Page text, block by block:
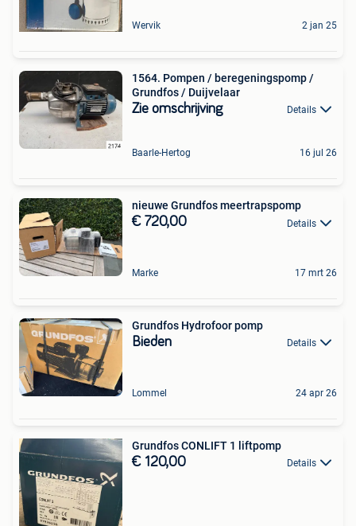
Wervik 2 jan 25
1564. Pompen / beregeningspomp /
Grundfos / Duijvelaar
Zie omschrijving Details
Baarle-Hertog 16 jul 26
nieuwe Grundfos meertrapspomp
€ 720,00 Details
Marke 17 mrt 26
Grundfos Hydrofoor pomp
Bieden Details
Lommel 24 apr 26
Grundfos CONLIFT 1 liftpomp
€ 120,00 Details